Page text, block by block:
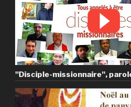
"Disciple-missionnaire",